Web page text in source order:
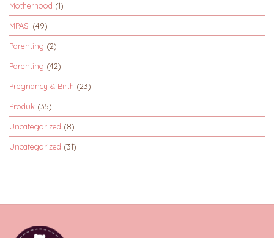
Motherhood (1)
MPASI (49)
Parenting (2)
Parenting (42)
Pregnancy & Birth (23)
Produk (35)
Uncategorized (8)
Uncategorized (31)